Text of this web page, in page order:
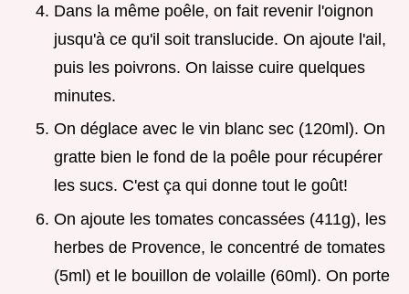
Dans la même poêle, on fait revenir l'oignon
jusqu'à ce qu'il soit translucide. On ajoute l'ail,
puis les poivrons. On laisse cuire quelques
minutes.
On déglace avec le vin blanc sec (120ml). On
gratte bien le fond de la poêle pour récupérer
les sucs. C'est ça qui donne tout le goût!
On ajoute les tomates concassées (411g), les
herbes de Provence, le concentré de tomates
(5ml) et le bouillon de volaille (60ml). On porte